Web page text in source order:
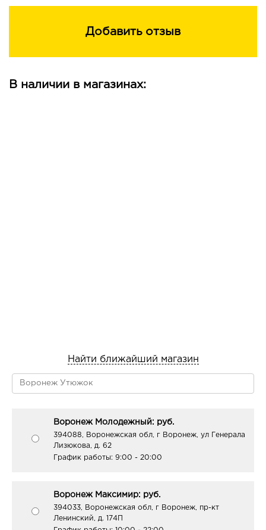
тон подходит к тонам помад Luxvisage: 70, 7559 тон 60
тон 61 тон 62 тон 63 тон 64 тон 65 тон
Добавить отзыв
В наличии в магазинах:
Найти ближайший магазин
Воронеж Молодежный: руб.
394088, Воронежская обл, г Воронеж, ул Генерала
Лизюкова, д. 62
График работы: 9:00 - 20:00
Воронеж Максимир: руб.
394033, Воронежская обл, г Воронеж, пр-кт
Ленинский, д. 174П